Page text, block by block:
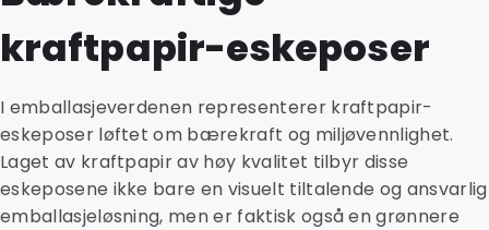
kraftpapir-eskeposer
I emballasjeverdenen representerer kraftpapir-
eskeposer løftet om bærekraft og miljøvennlighet.
Laget av kraftpapir av høy kvalitet tilbyr disse
eskeposene ikke bare en visuelt tiltalende og ansvarlig
emballasjeløsning, men er faktisk også en grønnere